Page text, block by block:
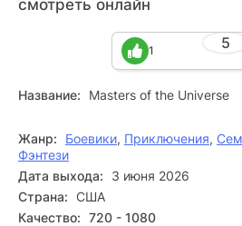
смотреть онлайн
5
1
Название: Masters of the Universe
Жанр: Боевики, Приключения,
Фэнтези
Дата выхода:
3 июня 2026
Страна: США
Качество: 720 - 1080